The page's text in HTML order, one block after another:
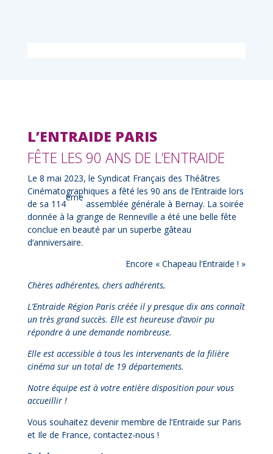
L’ENTRAIDE PARIS
FÊTE LES 90 ANS DE L’ENTRAIDE
Le 8 mai 2023, le Syndicat Français des Théâtres
Cinématographiques a fêté les 90 ans de l’Entraide lors
de sa 114
ème
assemblée générale à Bernay. La soirée
donnée à la grange de Renneville a été une belle fête
conclue en beauté par un superbe gâteau
d’anniversaire.
Encore « Chapeau l’Entraide ! »
Chères adhérentes, chers adhérents,
L’Entraide Région Paris créée il y presque dix ans connaît
un très grand succès. Elle est heureuse d’avoir pu
répondre à une demande nombreuse.
Elle est accessible à tous les intervenants de la filière
cinéma sur un total de 19 départements.
Notre équipe est à votre entière disposition pour vous
accueillir !
Vous souhaitez devenir membre de l’Entraide sur Paris
et Ile de France, contactez-nous !